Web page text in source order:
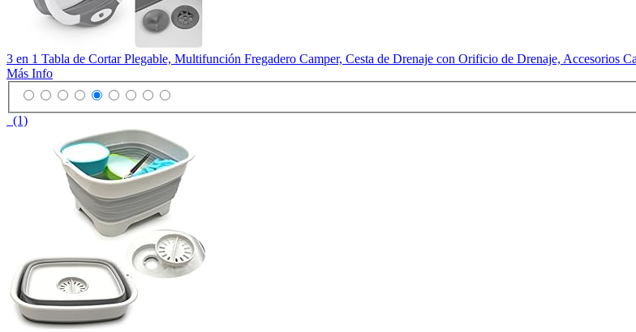
3 en 1 Tabla de Cortar Plegable, Multifunción Fregadero Camper, Cesta de Drenaje con Orificio de Drenaje, Accesorios
Más Info
(1)